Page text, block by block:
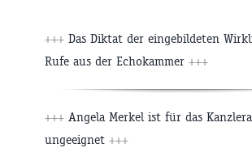
+++ Das Diktat der eingebildeten
Rufe aus der Echokammer +++
+++ Angela Merkel ist für das
ungeeignet +++